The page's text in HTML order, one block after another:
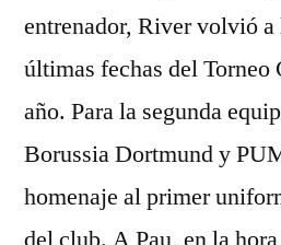
entrenador, River volvió
últimas fechas del Torneo
año. Para la segunda
Borussia Dortmund y
homenaje al primer